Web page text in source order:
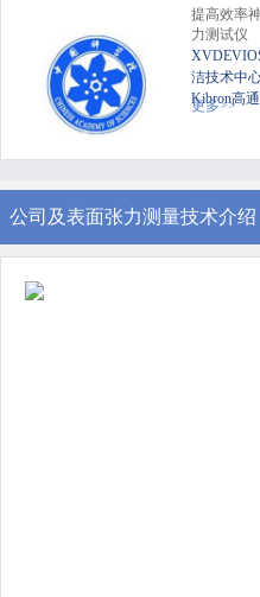
提高效率
力测试仪
洁技术中
Kibron高
更多>>
公司及表面张力测量技术介绍